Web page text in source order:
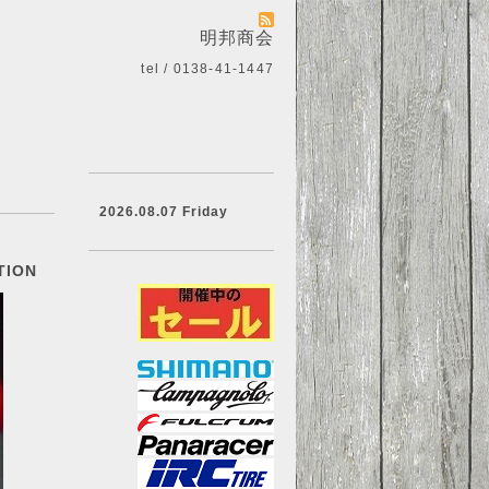
明邦商会
tel / 0138-41-1447
2026.08.07 Friday